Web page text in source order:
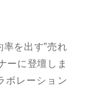
率を出す”売れ
ーに登壇しま
ボレーション